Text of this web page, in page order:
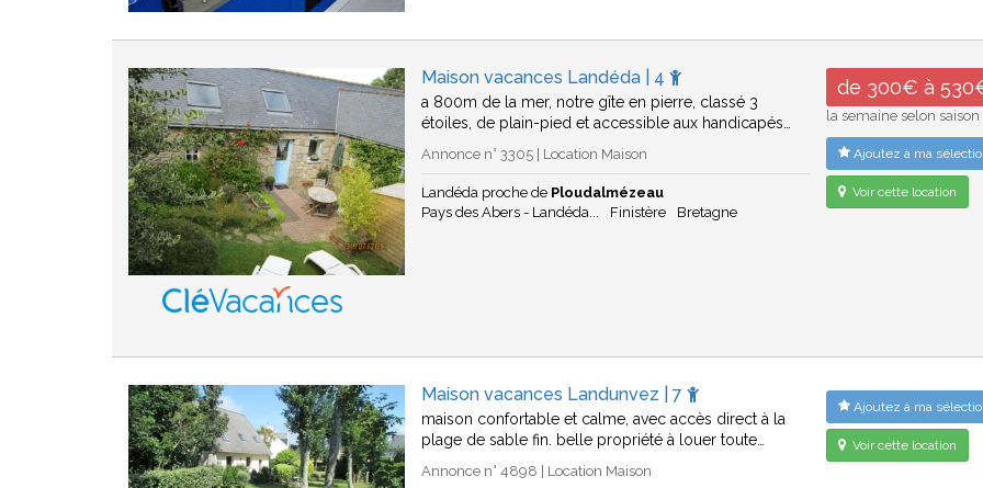
Maison vacances Landéda | 4
a 800m de la mer, notre gîte en pierre, classé 3
étoiles, de plain-pied et accessible aux handicapés…
Annonce n° 3305 | Location Maison
Landéda proche de Ploudalmézeau
Pays des Abers - Landéda...
Finistère Bretagne
de 300€ à
la semaine selon saison
Ajoutez à ma
Voir cette location
Maison vacances Landunvez | 7
maison confortable et calme, avec accès direct à la
plage de sable fin. belle propriété à louer toute…
Annonce n° 4898 | Location Maison
Ajoutez à ma
Voir cette location